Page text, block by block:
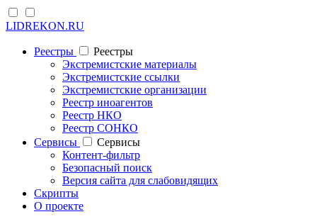
LIDREKON.RU
Реестры
Реестры
Экстремистские материалы
Экстремистские ссылки
Экстремистские организации
Реестр иноагентов
Реестр НКО
Реестр СОНКО
Cервисы
Cервисы
Контент-фильтр
Безопасный поиск
Версия сайта для слабовидящих
Скрипты
О проекте